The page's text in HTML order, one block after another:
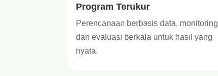
Program Terukur
Perencanaan berbasis data, monitoring
dan evaluasi berkala untuk hasil yang
nyata.